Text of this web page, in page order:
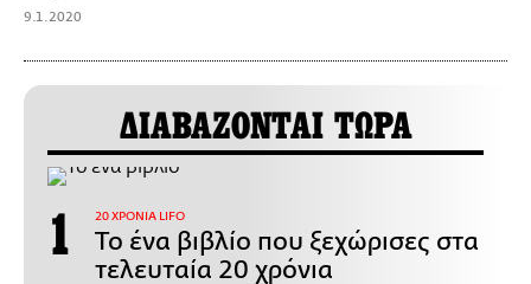
9.1.2020
ΔΙΑΒΑΖΟΝΤΑΙ ΤΩΡΑ
20 ΧΡΟΝΙΑ LIFO
Το ένα βιβλίο που ξεχώρισες στα
τελευταία 20 χρόνια